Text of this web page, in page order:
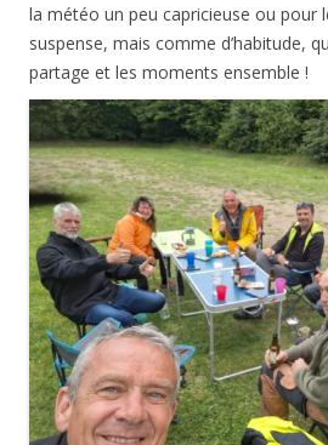
la météo un peu capricieuse ou pour
suspense, mais comme d’habitude,
partage et les moments ensemble !